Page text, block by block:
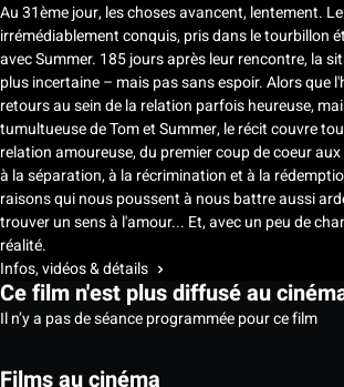
Au 31ème jour, les choses avancent, lentement.
irrémédiablement conquis, pris dans le tourbillon
avec Summer. 185 jours après leur rencontre, la
plus incertaine – mais pas sans espoir. Alors que
retours au sein de la relation parfois heureuse,
tumultueuse de Tom et Summer, le récit couvre
relation amoureuse, du premier coup de coeur
à la séparation, à la récrimination et à la
raisons qui nous poussent à nous battre aussi
trouver un sens à l'amour... Et, avec un peu de
réalité.
Infos, vidéos & détails
Ce film n'est plus diffusé au
Il n’y a pas de séance programmée pour ce film
Films au cinéma